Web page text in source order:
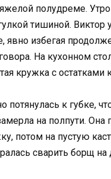
полудреме.
тишиной. Виктор
явно избегая
На кухонном
кружка с остатками
потянулась к губке,
на полпути. Она
потом на пустую
сварить борщ на